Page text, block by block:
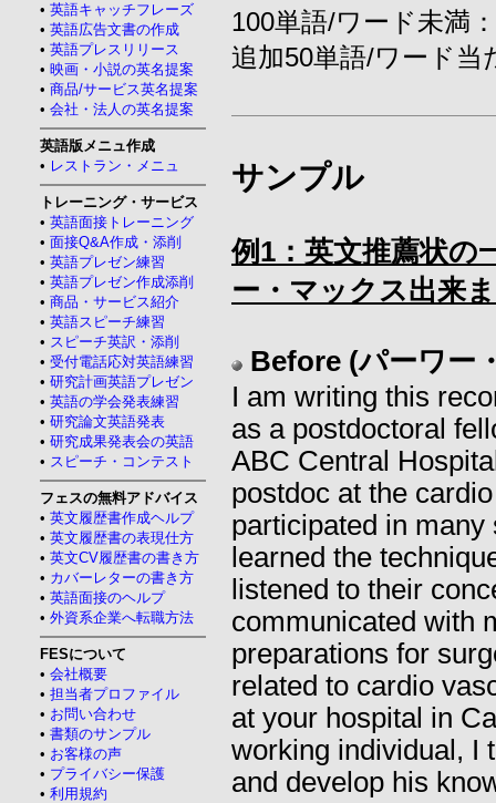
• 英語キャッチフレーズ
• 英語広告文書の作成
• 英語プレスリリース
• 映画・小説の英名提案
• 商品/サービス英名提案
• 会社・法人の英名提案
英語版メニュ作成
• レストラン・メニュ
トレーニング・サービス
• 英語面接トレーニング
• 面接Q&A作成・添削
• 英語プレゼン練習
• 英語プレゼン作成添削
• 商品・サービス紹介
• 英語スピーチ練習
• スピーチ英訳・添削
• 受付電話応対英語練習
• 研究計画英語プレゼン
• 英語の学会発表練習
• 研究論文英語発表
• 研究成果発表会の英語
• スピーチ・コンテスト
フェスの無料アドバイス
• 英文履歴書作成ヘルプ
• 英文履歴書の表現仕方
• 英文CV履歴書の書き方
• カバーレターの書き方
• 英語面接のヘルプ
• 外資系企業へ転職方法
FESについて
• 会社概要
• 担当者プロファイル
• お問い合わせ
• 書類のサンプル
• お客様の声
• プライバシー保護
• 利用規約
100単語/ワード未満
追加50単語/ワード当
サンプル
例1：英文推薦状の
ー・マックス出来
Before (パーワー
I am writing this
as a postdoctoral
ABC Central
postdoc at the
participated in
learned the
listened to their
communicated with
preparations for
related to cardio
at your hospital in
working individual, I
and develop his